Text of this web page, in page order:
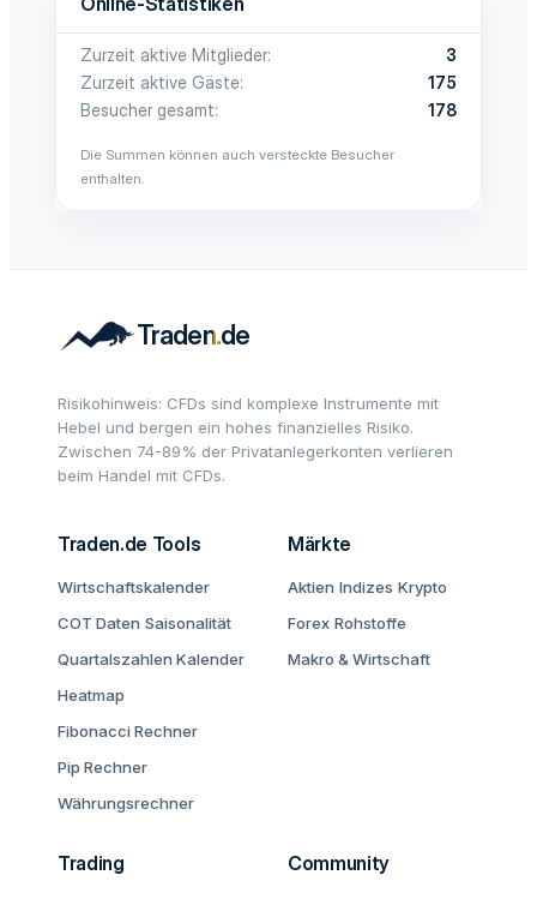
Zurzeit aktive Mitglieder
3
Zurzeit aktive Gäste
175
Besucher gesamt
178
Die Summen können auch versteckte Besucher
enthalten.
Risikohinweis: CFDs sind komplexe Instrumente mit
Hebel und bergen ein hohes finanzielles Risiko.
Zwischen 74-89% der Privatanlegerkonten verlieren
beim Handel mit CFDs.
Traden.de Tools
Wirtschaftskalender
COT Daten Saisonalität
Quartalszahlen Kalender
Heatmap
Fibonacci Rechner
Pip Rechner
Währungsrechner
Märkte
Aktien Indizes Krypto
Forex Rohstoffe
Makro & Wirtschaft
Trading Community